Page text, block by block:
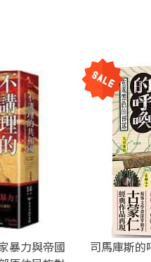
暴力與帝國
司馬庫斯的